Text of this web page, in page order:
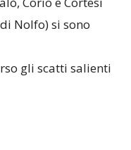
Nolfo) si sono
gli scatti salienti